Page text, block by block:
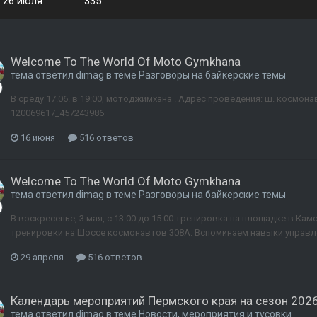
Welcome To The World Of Moto Gymkhana
тема ответил dimag в теме Разговоры на байкерские темы
В среду 17.06. в 19:00, мотоджимхана . Адрес проведения: ш.
120069617_457243986
16 июня 516 ответов
Welcome To The World Of Moto Gymkhana
тема ответил dimag в теме Разговоры на байкерские темы
В воскресенье, 3 мая, с 13:00 до 15:00 тренировка на площадке в
тренировки на Шоссе космонавтов 308А. Вспоминаем навыки
29 апреля 516 ответов
Календарь мероприятий Пермского края на сезон
тема ответил dimag в теме Новости, мероприятия и тусовки